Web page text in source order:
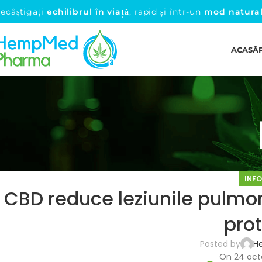
echilibrul în viață, rapid și într-un mod
ACASĂ
CBD reduce leziunile
Posted by
On 24